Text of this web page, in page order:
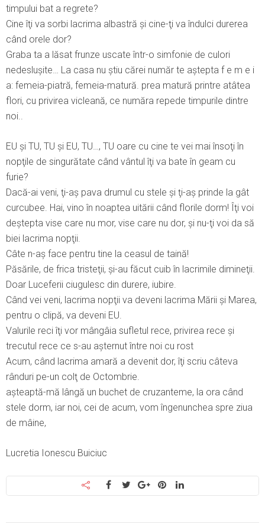
timpului bat a regrete?
Cine îţi va sorbi lacrima albastră şi cine-ţi va îndulci durerea
când orele dor?
Graba ta a lăsat frunze uscate într-o simfonie de culori
nedesluşite… La casa nu ştiu cărei număr te aştepta f e m e i
a: femeia-piatră, femeia-matură. prea matură printre atâtea
flori, cu privirea vicleană, ce număra repede timpurile dintre
noi..
EU şi TU, TU şi EU, TU…, TU oare cu cine te vei mai însoţi în
nopţile de singurătate când vântul îţi va bate în geam cu
furie?
Dacă-ai veni, ţi-aş pava drumul cu stele şi ţi-aş prinde la gât
curcubee. Hai, vino în noaptea uitării când florile dorm! Îţi voi
deştepta vise care nu mor, vise care nu dor, şi nu-ţi voi da să
biei lacrima nopţii.
Câte n-aş face pentru tine la ceasul de taină!
Păsările, de frica tristeţii, şi-au făcut cuib în lacrimile dimineţii.
Doar Luceferii ciugulesc din durere, iubire.
Când vei veni, lacrima nopţii va deveni lacrima Mării şi Marea,
pentru o clipă, va deveni EU.
Valurile reci îţi vor mângâia sufletul rece, privirea rece şi
trecutul rece ce s-au aşternut între noi cu rost
Acum, când lacrima amară a devenit dor, îţi scriu câteva
rânduri pe-un colţ de Octombrie.
aşteaptă-mă lângă un buchet de cruzanteme, la ora când
stele dorm, iar noi, cei de acum, vom îngenunchea spre ziua
de mâine,
Lucretia Ionescu Buiciuc